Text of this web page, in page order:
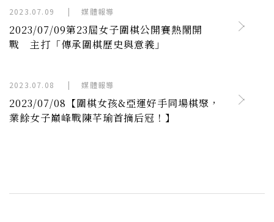
2023.07.09 | 媒體報導
2023/07/09第23屆女子圍棋公開賽熱鬧開
戰 主打「傳承圍棋歷史與意義」
2023.07.08 | 媒體報導
2023/07/08【圍棋女孩&亞運好手同場棋聚，
業餘女子巔峰戰陳芊瑜首摘后冠！】